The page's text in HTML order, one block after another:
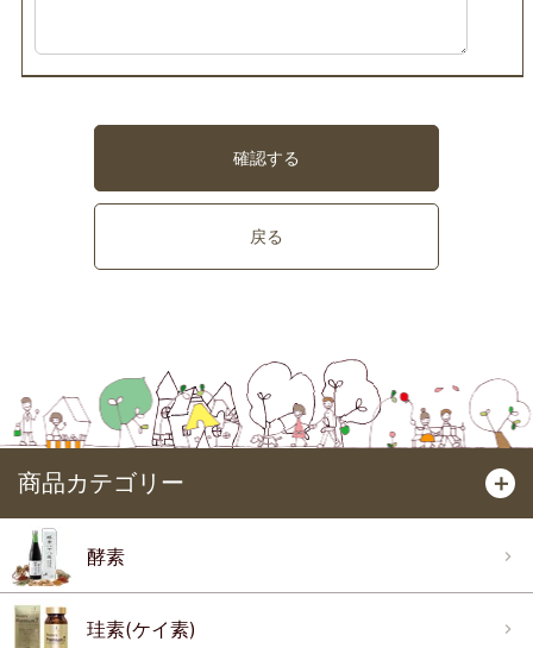
確認する
戻る
商品カテゴリー ＋
酵素
珪素(ケイ素)